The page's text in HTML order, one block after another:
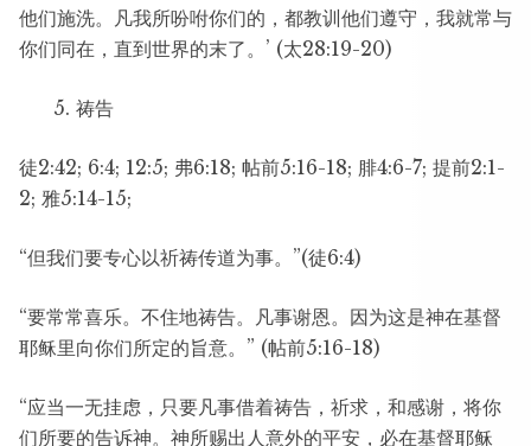
他们施洗。凡我所吩咐你们的，都教训他们遵守，我就常与
你们同在，直到世界的末了。’ (太28:19-20)
祷告
徒2:42; 6:4; 12:5; 弗6:18; 帖前5:16-18; 腓4:6-7; 提前2:1-
2; 雅5:14-15;
“但我们要专心以祈祷传道为事。”(徒6:4)
“要常常喜乐。不住地祷告。凡事谢恩。因为这是神在基督
耶稣里向你们所定的旨意。” (帖前5:16-18)
“应当一无挂虑，只要凡事借着祷告，祈求，和感谢，将你
们所要的告诉神。神所赐出人意外的平安，必在基督耶稣